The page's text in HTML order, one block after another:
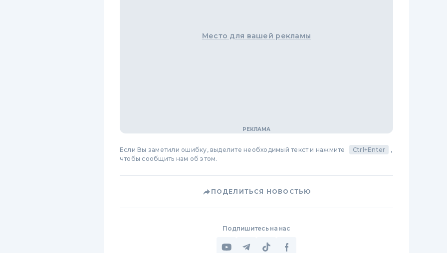
Место для вашей рекламы
Если Вы заметили ошибку, выделите необходимый текст и нажмите Ctrl+Enter
,
чтобы сообщить нам об этом.
ПОДЕЛИТЬСЯ НОВОСТЬЮ
Подпишитесь на нас